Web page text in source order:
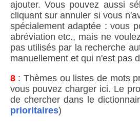
ajouter. Vous pouvez aussi
cliquant sur annuler si vous
spécialement adaptée : vous
abréviation etc., mais ne
pas utilisés par la recherche
manuellement et qui n'est pas
8: Thèmes ou listes de mots
vous pouvez charger ici. Le
de chercher dans le
prioritaires)